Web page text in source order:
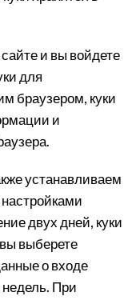
и вы войдете
для
браузером, куки
и
устанавливаем
двух дней, куки
выберете
о входе
недель. При